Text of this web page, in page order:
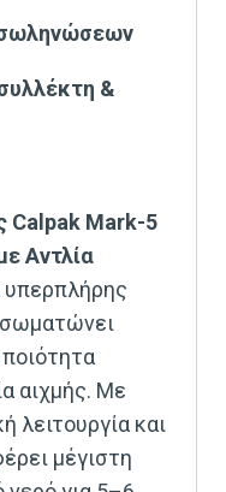
&
Calpak Mark-5
Αντλία
υπερπλήρης
αιχμής. Με
λειτουργία και
μέγιστη